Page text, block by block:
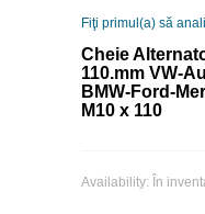
Fiţi primul(a) să
Cheie
110.mm VW-
BMW-Ford-
М10 х 110
Availability: În